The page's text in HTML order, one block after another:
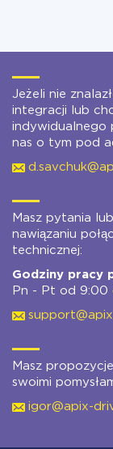
Jeżeli nie
integracji lub
indywidualnego
nas o tym pod
Masz pytania
nawiązaniu
technicznej:
Godziny pracy
Pn - Pt od 9:00
Masz
swoimi
igor@apix-